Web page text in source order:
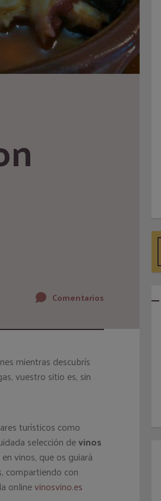
Comentarios
mientras descubrís
vuestro sitio es, sin
turísticos como
selección devinos
vinos, que os guiará
compartiendo con
onlinevinosvino.es